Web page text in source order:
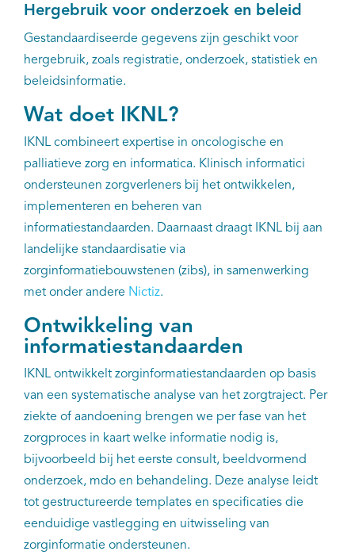
Hergebruik voor onderzoek en beleid
Gestandaardiseerde gegevens zijn geschikt voor
hergebruik, zoals registratie, onderzoek, statistiek en
beleidsinformatie.
Wat doet IKNL?
IKNL combineert expertise in oncologische en
palliatieve zorg en informatica. Klinisch informatici
ondersteunen zorgverleners bij het ontwikkelen,
implementeren en beheren van
informatiestandaarden. Daarnaast draagt IKNL bij aan
landelijke standaardisatie via
zorginformatiebouwstenen (zibs), in samenwerking
met onder andere Nictiz.
Ontwikkeling van
informatiestandaarden
IKNL ontwikkelt zorginformatiestandaarden op basis
van een systematische analyse van het zorgtraject. Per
ziekte of aandoening brengen we per fase van het
zorgproces in kaart welke informatie nodig is,
bijvoorbeeld bij het eerste consult, beeldvormend
onderzoek, mdo en behandeling. Deze analyse leidt
tot gestructureerde templates en specificaties die
eenduidige vastlegging en uitwisseling van
zorginformatie ondersteunen.